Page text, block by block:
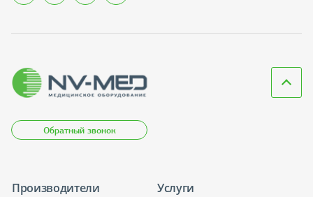
Обратный звонок
Производители
Услуги